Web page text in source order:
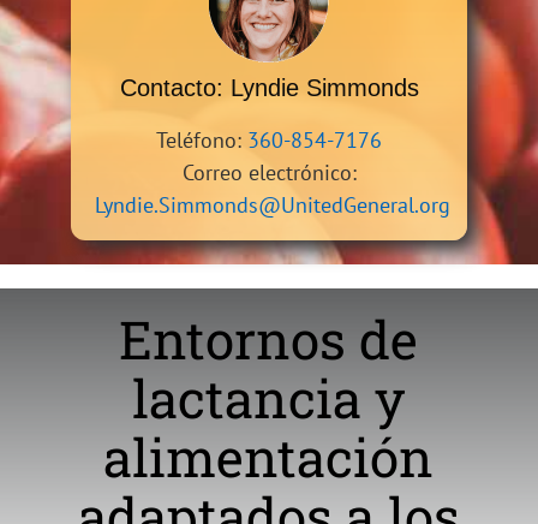
Contacto: Lyndie Simmonds
Teléfono: 360-854-7176
Correo electrónico:
Lyndie.Simmonds@UnitedGeneral.org
Entornos de
lactancia y
alimentación